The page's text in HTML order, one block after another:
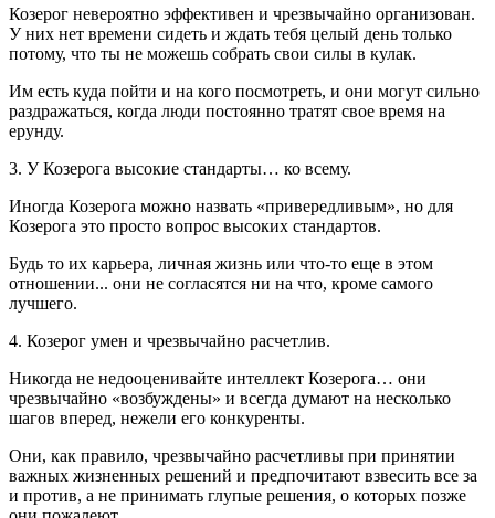
Козерог невероятно эффективен и чрезвычайно организован.
У них нет времени сидеть и ждать тебя целый день только
потому, что ты не можешь собрать свои силы в кулак.
Им есть куда пойти и на кого посмотреть, и они могут сильно
раздражаться, когда люди постоянно тратят свое время на
ерунду.
3. У Козерога высокие стандарты… ко всему.
Иногда Козерога можно назвать «привередливым», но для
Козерога это просто вопрос высоких стандартов.
Будь то их карьера, личная жизнь или что-то еще в этом
отношении... они не согласятся ни на что, кроме самого
лучшего.
4. Козерог умен и чрезвычайно расчетлив.
Никогда не недооценивайте интеллект Козерога… они
чрезвычайно «возбуждены» и всегда думают на несколько
шагов вперед, нежели его конкуренты.
Они, как правило, чрезвычайно расчетливы при принятии
важных жизненных решений и предпочитают взвесить все за
и против, а не принимать глупые решения, о которых позже